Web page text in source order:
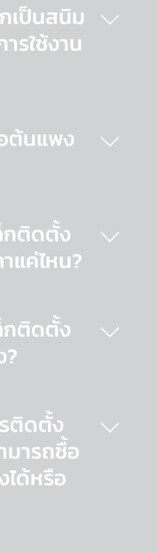
เป็นสนิม
รใช้งาน
ให้มีความ
ไมคร่อน ซึ่งจาก
งแล็ปทาง
ะ 1 ไมคร่อน
ที่สารป้องกัน
อนถึงเนื้อเหล็ก)
งนี้ขึ้นอยู่กับ
ช้งานจริง
ต้นแพง
เป็นราคาสุทธิที่
บร้อยแล้ว หาก
เพลทของเข็ม
ทำตอม้ออีกด้วย
ร็จสามารถใช้งาน
แฝงอื่นๆ ของ
ได้อย่างแม่นยำ
กติดตั้ง
าแค่ไหน?
มือนกับการใช้งาน
ม่มีการขุดดิน
งสั่นสะเทือน
ย่างมาก ที่สำคัญ
เฉลี่ยเพียงแค่ 30
อง
กติดตั้ง
?
ที่สามารถใช้งาน
แค่มีพื้นที่ให้คน
นได้ ก็ติดตั้งเข็ม
อย่างผลงาน
ติดตั้ง
มารถซื้อ
ได้หรือ